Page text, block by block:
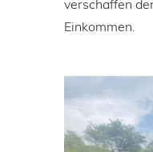
verschaffen
Einkommen.